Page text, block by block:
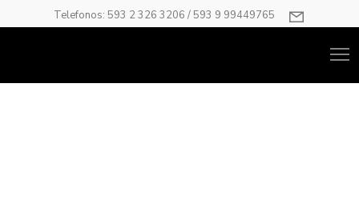
Telefonos: 593 2 326 3206 / 593 9 99449765